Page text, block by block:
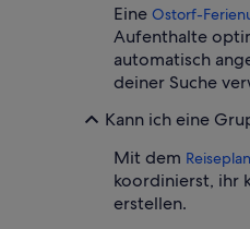
Eine Ostorf-
Aufenthalte
automatisch
deiner Suche
Kann ich eine
Mit dem
koordinierst, ihr
erstellen.